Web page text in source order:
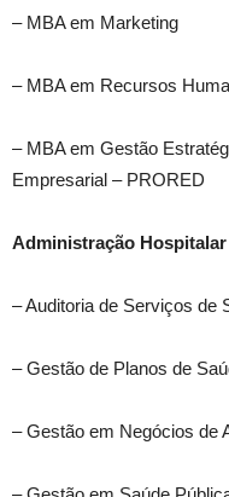
– MBA em Marketing
– MBA em Recursos
– MBA em Gestão
Empresarial – PRORED
Administração Hospitalar
– Auditoria de Serviços de
– Gestão de Planos de
– Gestão em Negócios de